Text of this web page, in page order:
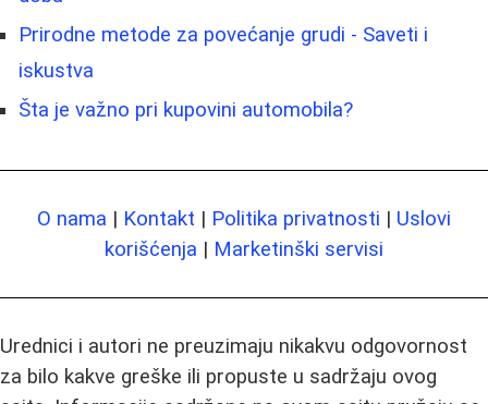
Prirodne metode za povećanje grudi - Saveti i
iskustva
Šta je važno pri kupovini automobila?
O nama | Kontakt | Politika privatnosti | Uslovi
korišćenja | Marketinški servisi
Urednici i autori ne preuzimaju nikakvu odgovornost
za bilo kakve greške ili propuste u sadržaju ovog